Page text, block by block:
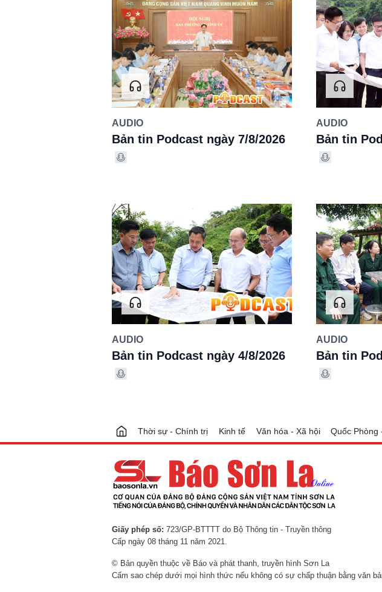
AUDIO
Bản tin Podcast ngày 7/8/2026
AUDIO
Bản tin
AUDIO
Bản tin Podcast ngày 4/8/2026
AUDIO
Bản tin
Thời sự - Chính trị Kinh tế Văn hóa - Xã hội Quốc Phòng
Giấy phép số: 723/GP-BTTTT do Bộ Thông tin - Truyền thông
Cấp ngày 08 tháng 11 năm 2021.
© Bản quyền thuộc về Báo và phát thanh, truyền hình Sơn La
Cấm sao chép dưới mọi hình thức nếu không có sự chấp thuận bằng văn